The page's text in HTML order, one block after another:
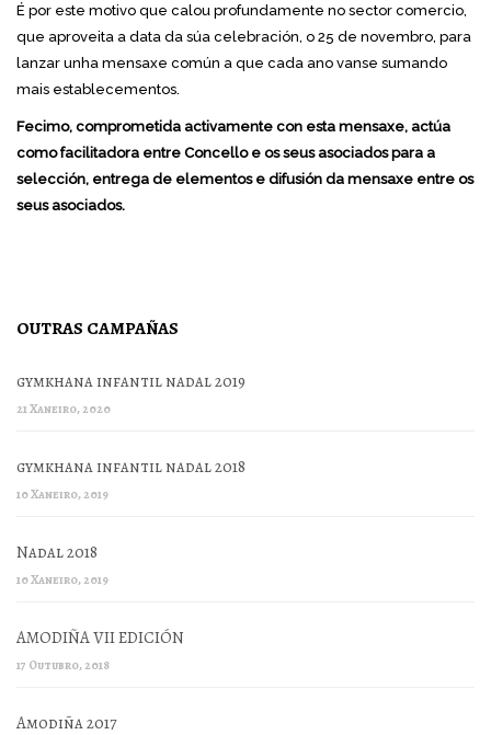
É por este motivo que calou profundamente no sector comercio,
que aproveita a data da súa celebración, o 25 de novembro, para
lanzar unha mensaxe común a que cada ano vanse sumando
mais establecementos.
Fecimo, comprometida activamente con esta mensaxe, actúa
como facilitadora entre Concello e os seus asociados para a
selección, entrega de elementos e difusión da mensaxe entre os
seus asociados.
OUTRAS CAMPAÑAS
gymkhana infantil nadal 2019
21 Xaneiro, 2020
gymkhana infantil nadal 2018
10 Xaneiro, 2019
Nadal 2018
10 Xaneiro, 2019
AMODIÑA VII EDICIÓN
17 Outubro, 2018
Amodiña 2017